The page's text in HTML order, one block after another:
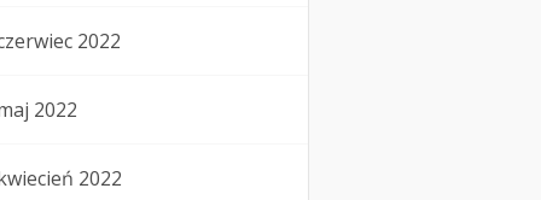
2022
2022
2022